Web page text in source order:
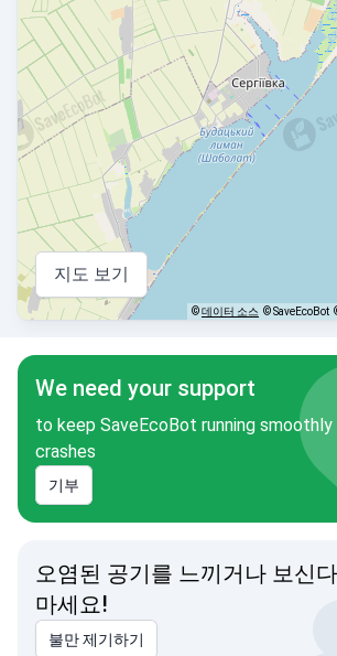
지도 보기
©데이터 소스 © SaveEcoBot
We need your support
to keep SaveEcoBot running
crashes
기부
오염된 공기를 느끼거나 보신
마세요!
불만 제기하기